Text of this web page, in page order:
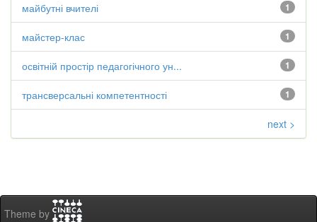
1
майбутні вчителі
1
майстер-клас
1
освітній простір педагогічного ун...
1
трансверсальні компетентності
next >
Theme by